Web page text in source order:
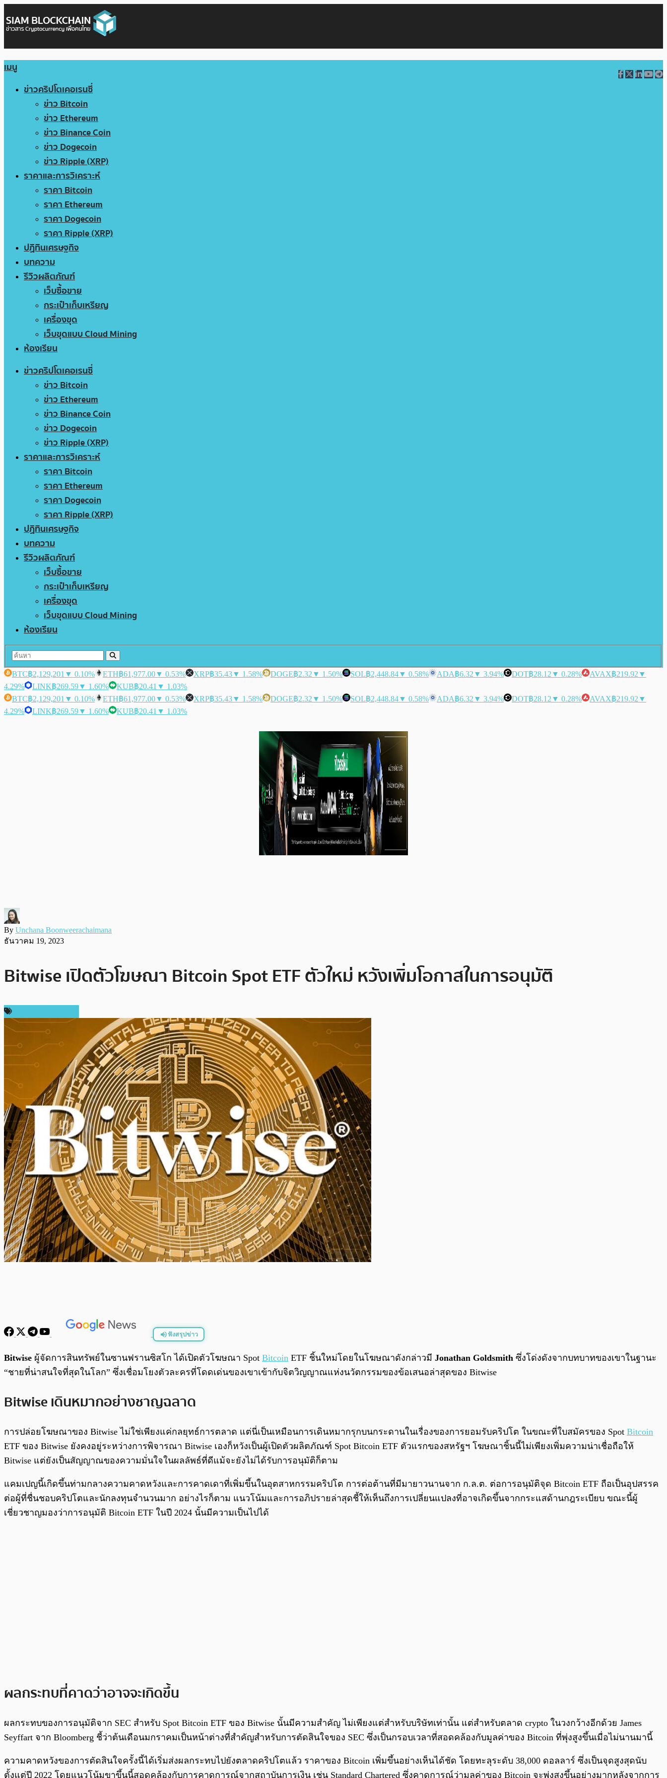
เมนู
ข่าวคริปโตเคอเรนซี่
ข่าว Bitcoin
ข่าว Ethereum
ข่าว Binance Coin
ข่าว Dogecoin
ข่าว Ripple (XRP)
ราคาและการวิเคราะห์
ราคา Bitcoin
ราคา Ethereum
ราคา Dogecoin
ราคา Ripple (XRP)
ปฏิทินเศรษฐกิจ
บทความ
รีวิวผลิตภัณฑ์
เว็บซื้อขาย
กระเป๋าเก็บเหรียญ
เครื่องขุด
เว็บขุดแบบ Cloud Mining
ห้องเรียน
ข่าวคริปโตเคอเรนซี่
ข่าว Bitcoin
ข่าว Ethereum
ข่าว Binance Coin
ข่าว Dogecoin
ข่าว Ripple (XRP)
ราคาและการวิเคราะห์
ราคา Bitcoin
ราคา Ethereum
ราคา Dogecoin
ราคา Ripple (XRP)
ปฏิทินเศรษฐกิจ
บทความ
รีวิวผลิตภัณฑ์
เว็บซื้อขาย
กระเป๋าเก็บเหรียญ
เครื่องขุด
เว็บขุดแบบ Cloud Mining
ห้องเรียน
BTC฿2,129,201 ▼ 0.10% ETH฿61,977.00▼ 0.53% XRP฿35.43▼ 1.58% DOGE฿2.32 ▼ 1.50% SOL฿2,448.84▼ 0.58% ADA฿6.32 ▼ 3.94% DOT฿28.12 ▼ 0.28% AVAX฿219.92 ▼
4.29%
LINK฿269.59▼ 1.60% KUB฿20.41 ▼ 1.03%
BTC฿2,129,201 ▼ 0.10% ETH฿61,977.00▼ 0.53% XRP฿35.43▼ 1.58% DOGE฿2.32 ▼ 1.50% SOL฿2,448.84▼ 0.58% ADA฿6.32 ▼ 3.94% DOT฿28.12 ▼ 0.28% AVAX฿219.92 ▼
4.29%
LINK฿269.59▼ 1.60% KUB฿20.41 ▼ 1.03%
By Unchana Boonweerachaimana
ธันวาคม 19, 2023
Bitwise เปิดตัวโฆษณา Bitcoin Spot ETF ตัวใหม่ หวังเพิ่มโอกาสในการอนุมัติ
ฟังสรุปข่าว
พร้อมเล่น 0:00
Bitwise ผู้จัดการสินทรัพย์ในซานฟรานซิสโก ได้เปิดตัวโฆษณา Spot Bitcoin ETF ชิ้นใหม่โดยในโฆษณาดังกล่าวมี Jonathan Goldsmith ซึ่งโด่งดังจากบทบาทของเขาในฐานะ
“ชายที่น่าสนใจที่สุดในโลก” ซึ่งเชื่อมโยงตัวละครที่โดดเด่นของเขาเข้ากับจิตวิญญาณแห่งนวัตกรรมของข้อเสนอล่าสุดของ Bitwise
Bitwise เดินหมากอย่างชาญฉลาด
การปล่อยโฆษณาของ Bitwise ไม่ใช่เพียงแค่กลยุทธ์การตลาด แต่นี่เป็นเหมือนการเดินหมากรุกบนกระดานในเรื่องของการยอมรับคริปโต ในขณะที่ใบสมัครของ Spot Bitcoin
ETF ของ Bitwise ยังคงอยู่ระหว่างการพิจารณา Bitwise เองก็หวังเป็นผู้เปิดตัวผลิตภัณฑ์ Spot Bitcoin ETF ตัวแรกของสหรัฐฯ โฆษณาชิ้นนี้ไม่เพียงเพิ่มความน่าเชื่อถือให้
Bitwise แต่ยังเป็นสัญญาณของความมั่นใจในผลลัพธ์ที่ดีแม้จะยังไม่ได้รับการอนุมัติก็ตาม
แคมเปญนี้เกิดขึ้นท่ามกลางความคาดหวังและการคาดเดาที่เพิ่มขึ้นในอุตสาหกรรมคริปโต การต่อต้านที่มีมายาวนานจาก ก.ล.ต. ต่อการอนุมัติจุด Bitcoin ETF ถือเป็นอุปสรรค
ต่อผู้ที่ชื่นชอบคริปโตและนักลงทุนจำนวนมาก อย่างไรก็ตาม แนวโน้มและการอภิปรายล่าสุดชี้ให้เห็นถึงการเปลี่ยนแปลงที่อาจเกิดขึ้นจากกระแสด้านกฎระเบียบ ขณะนี้ผู้
เชี่ยวชาญมองว่าการอนุมัติ Bitcoin ETF ในปี 2024 นั้นมีความเป็นไปได้
ผลกระทบที่คาดว่าอาจจะเกิดขึ้น
ผลกระทบของการอนุมัติจาก SEC สำหรับ Spot Bitcoin ETF ของ Bitwise นั้นมีความสำคัญ ไม่เพียงแต่สำหรับบริษัทเท่านั้น แต่สำหรับตลาด crypto ในวงกว้างอีกด้วย James
Seyffart จาก Bloomberg ชี้ว่าต้นเดือนมกราคมเป็นหน้าต่างที่สำคัญสำหรับการตัดสินใจของ SEC ซึ่งเป็นกรอบเวลาที่สอดคล้องกับมูลค่าของ Bitcoin ที่พุ่งสูงขึ้นเมื่อไม่นานมานี้
ความคาดหวังของการตัดสินใจครั้งนี้ได้เริ่มส่งผลกระทบไปยังตลาดคริปโตแล้ว ราคาของ Bitcoin เพิ่มขึ้นอย่างเห็นได้ชัด โดยทะลุระดับ 38,000 ดอลลาร์ ซึ่งเป็นจุดสูงสุดนับ
ตั้งแต่ปี 2022 โดยแนวโน้มขาขึ้นนี้สอดคล้องกับการคาดการณ์จากสถาบันการเงิน เช่น Standard Chartered ซึ่งคาดการณ์ว่ามูลค่าของ Bitcoin จะพุ่งสูงขึ้นอย่างมากหลังจากการ